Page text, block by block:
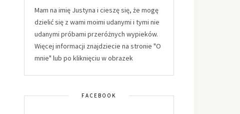
Mam na imię Justyna i cieszę się, że mogę
dzielić się z wami moimi udanymi i tymi nie
udanymi próbami przeróżnych wypieków.
Więcej informacji znajdziecie na stronie "O
mnie" lub po kliknięciu w obrazek
FACEBOOK